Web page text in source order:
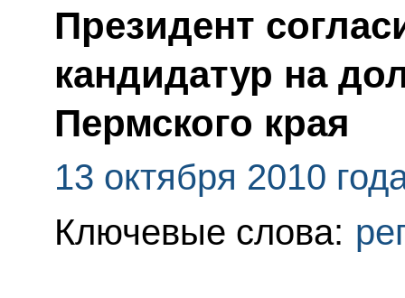
Президент
кандидатур на
Пермского края
13 октября 2010
Ключевые слова: